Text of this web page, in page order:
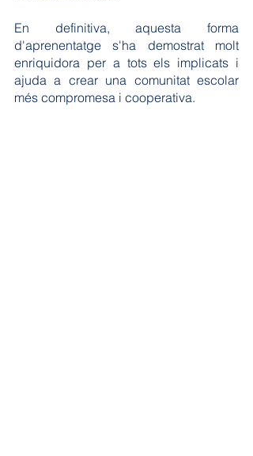
En definitiva, aquesta forma
d'aprenentatge s'ha demostrat molt
enriquidora per a tots els implicats i
ajuda a crear una comunitat escolar
més compromesa i cooperativa.